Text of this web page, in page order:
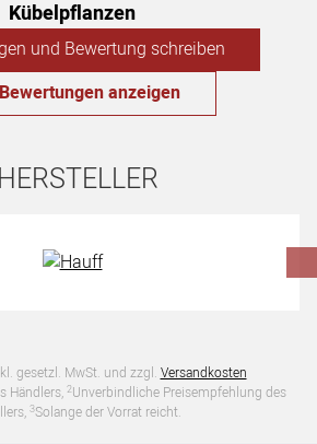
Kübelpflanzen
und Bewertung schreiben
anzeigen
gesetzl. MwSt. und zzgl. Versandkosten
Händlers, 2Unverbindliche Preisempfehlung des
3Solange der Vorrat reicht.